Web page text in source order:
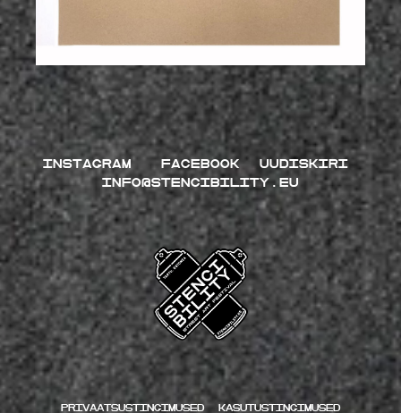
INSTAGRAM FACEBOOK
UUDISKIRI
INFO@STENCIBILITY.EU
Privaatsustingimused kasutustingimused